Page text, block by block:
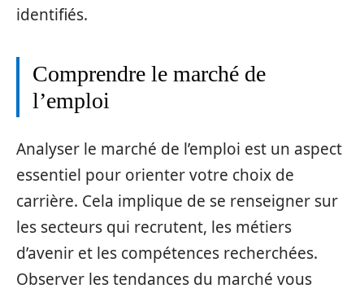
identifiés.
Comprendre le marché de
l’emploi
Analyser le marché de l’emploi est un aspect
essentiel pour orienter votre choix de
carrière. Cela implique de se renseigner sur
les secteurs qui recrutent, les métiers
d’avenir et les compétences recherchées.
Observer les tendances du marché vous